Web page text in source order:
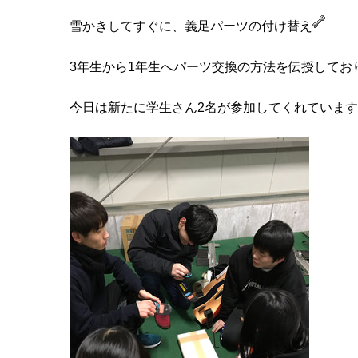
雪かきしてすぐに、義足パーツの付け替え
3年生から1年生へパーツ交換の方法を伝授してお
今日は新たに学生さん2名が参加してくれています